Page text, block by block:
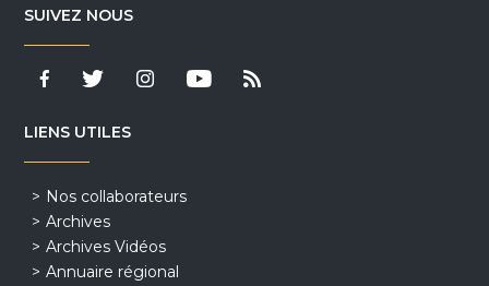
SUIVEZ NOUS
LIENS UTILES
Nos collaborateurs
Archives
Archives Vidéos
Annuaire régional